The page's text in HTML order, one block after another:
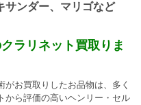
サンダー、マリゴなど
ラリネット買取りま
がお買取りしたお品物は、多く
から評価の高いヘンリー・セル